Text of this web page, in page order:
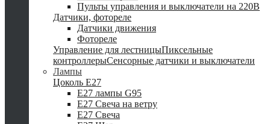
Пульты управления и выключатели на 220В
Датчики, фотореле
Датчики движения
Фотореле
Управление для лестницыПиксельные
контроллерыСенсорные датчики и выключатели
Лампы
Цоколь Е27
E27 лампы G95
E27 Свеча на ветру
E27 Свеча